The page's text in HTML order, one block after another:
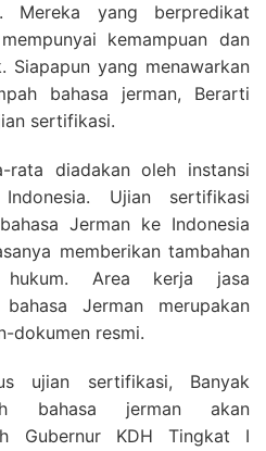
Mereka yang berpredikat
kemampuan dan
Siapapun yang menawarkan
bahasa jerman, Berarti
sertifikasi.
diadakan oleh instansi
Ujian sertifikasi
Jerman ke Indonesia
memberikan tambahan
hukum. Area kerja jasa
Jerman merupakan
dokumen resmi.
ujian sertifikasi, Banyak
bahasa jerman akan
Gubernur KDH Tingkat I